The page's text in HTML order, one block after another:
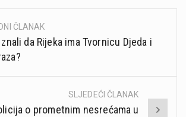
ČLANAK
da Rijeka ima Tvornicu Djeda i
SLJEDEĆI ČLANAK
o prometnim nesrećama u